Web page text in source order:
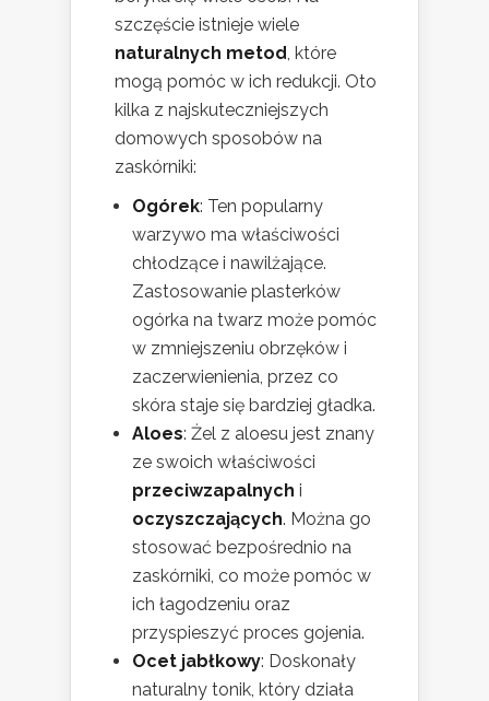
szczęście istnieje wiele
naturalnych metod, które
mogą pomóc w ich redukcji. Oto
kilka z najskuteczniejszych
domowych sposobów na
zaskórniki:
Ogórek: Ten popularny
warzywo ma właściwości
chłodzące i nawilżające.
Zastosowanie plasterków
ogórka na twarz może pomóc
w zmniejszeniu obrzęków i
zaczerwienienia, przez co
skóra staje się bardziej gładka.
Aloes: Żel z aloesu jest znany
ze swoich właściwości
przeciwzapalnych i
oczyszczających. Można go
stosować bezpośrednio na
zaskórniki, co może pomóc w
ich łagodzeniu oraz
przyspieszyć proces gojenia.
Ocet jabłkowy: Doskonały
naturalny tonik, który działa